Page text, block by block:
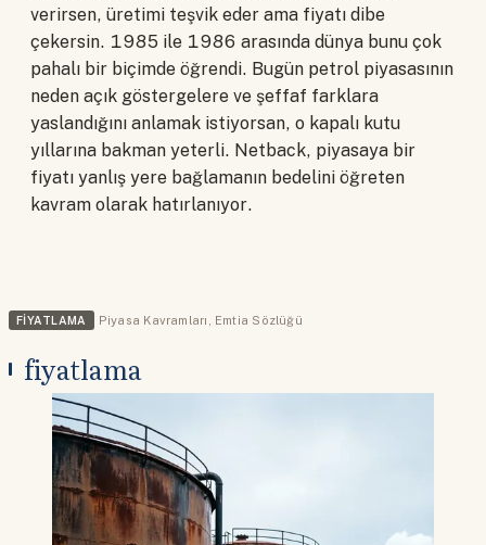
verirsen, üretimi teşvik eder ama fiyatı dibe
çekersin. 1985 ile 1986 arasında dünya bunu çok
pahalı bir biçimde öğrendi. Bugün petrol piyasasının
neden açık göstergelere ve şeffaf farklara
yaslandığını anlamak istiyorsan, o kapalı kutu
yıllarına bakman yeterli. Netback, piyasaya bir
fiyatı yanlış yere bağlamanın bedelini öğreten
kavram olarak hatırlanıyor.
FIYATLAMA Piyasa Kavramları , Emtia Sözlüğü
fiyatlama